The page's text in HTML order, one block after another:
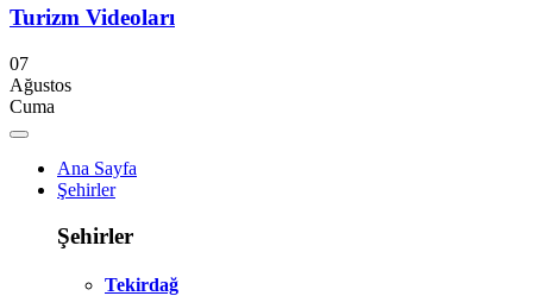
Turizm Videoları
07
Ağustos
Cuma
Ana Sayfa
Şehirler
Şehirler
Tekirdağ